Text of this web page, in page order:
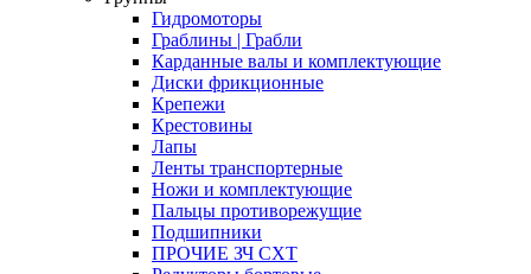
Гидромоторы
Граблины | Грабли
Карданные валы и комплектующие
Диски фрикционные
Крепежи
Крестовины
Лапы
Ленты транспортерные
Ножи и комплектующие
Пальцы противорежущие
Подшипники
ПРОЧИЕ ЗЧ СХТ